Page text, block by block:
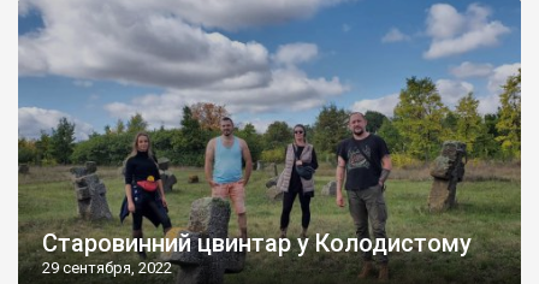
Старовинний цвинтар у Колодистому
29 сентября, 2022